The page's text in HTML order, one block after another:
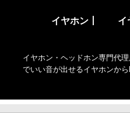
イヤホン丨 イ
イヤホン・ヘッドホン専門代
でいい音が出せるイヤホンか